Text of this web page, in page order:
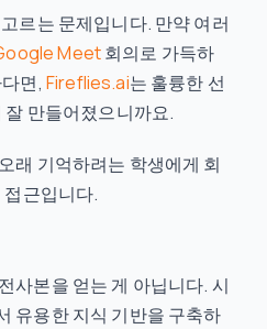
르는 문제입니다. 만약 여러
Meet회의로 가득하
면, Fireflies.ai는 훌륭한 선
만들어졌으니까요.
래 기억하려는 학생에게 회
접근입니다.
사본을 얻는 게 아닙니다. 시
유용한 지식 기반을 구축하